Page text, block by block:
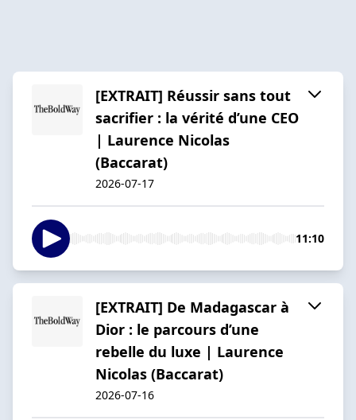
[EXTRAIT] Réussir sans tout
sacrifier : la vérité d’une CEO
| Laurence Nicolas
(Baccarat)
2026-07-17
11:10
[EXTRAIT] De Madagascar à
Dior : le parcours d’une
rebelle du luxe | Laurence
Nicolas (Baccarat)
2026-07-16